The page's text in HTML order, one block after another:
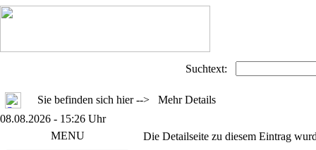
Suchtext:
Sie befinden sich hier --> Mehr Details
08.08.2026 - 15:26 Uhr
MENU
Die Detailseite zu diesem Eintrag